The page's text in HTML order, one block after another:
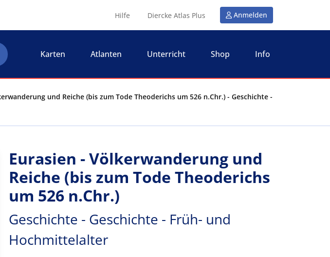
Hilfe Diercke Atlas Plus Anmelden
Karten Atlanten Unterricht Shop Info
und Reiche (bis zum Tode Theoderichs um 526 n.Chr.) - Geschichte -
Eurasien - Völkerwanderung und
Reiche (bis zum Tode Theoderichs
um 526 n.Chr.)
Geschichte - Geschichte - Früh- und
Hochmittelalter